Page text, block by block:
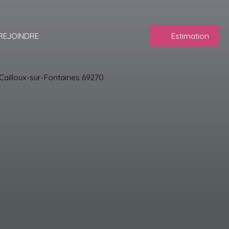
Estimation